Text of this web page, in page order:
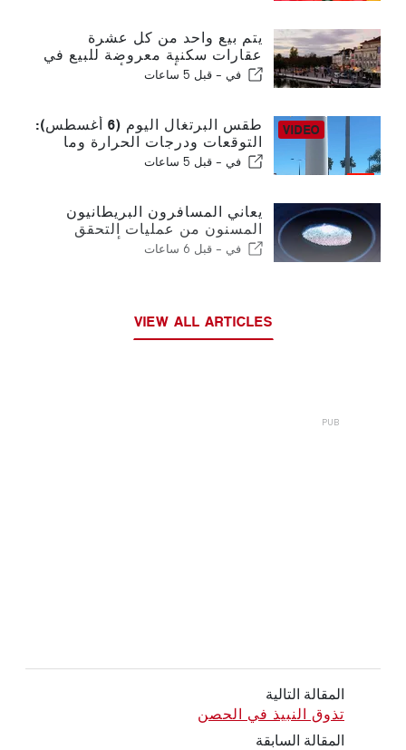
يتم بيع واحد من كل عشرة
عقارات سكنية معروضة للبيع في
البرتغال في أقل من أسبوع
في - قبل 5 ساعات
طقس البرتغال اليوم (6 أغسطس):
التوقعات ودرجات الحرارة وما
يمكن توقعه
في - قبل 5 ساعات
يعاني المسافرون البريطانيون
المسنون من عمليات التحقق
الجديدة من بصمات الأصابع في
في - قبل 6 ساعات
VIEW ALL ARTICLES
المقالة التالية
تذوق النبيذ في الحصن
المقالة السابقة